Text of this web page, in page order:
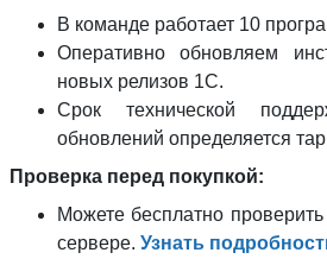
В команде работает 10
Оперативно обновляем
новых релизов 1С.
Срок технической
обновлений определяется
Проверка перед покупкой:
Можете бесплатно
сервере. Узнать